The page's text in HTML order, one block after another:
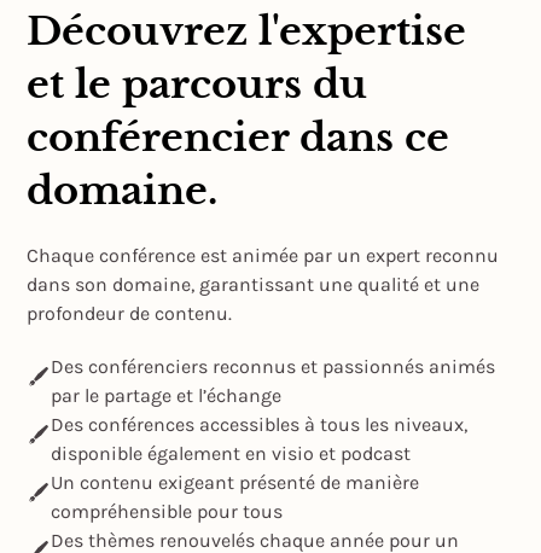
Découvrez l'expertise
et le parcours du
conférencier dans ce
domaine.
Chaque conférence est animée par un expert reconnu
dans son domaine, garantissant une qualité et une
profondeur de contenu.
Des conférenciers reconnus et passionnés animés
par le partage et l’échange
Des conférences accessibles à tous les niveaux,
disponible également en visio et podcast
Un contenu exigeant présenté de manière
compréhensible pour tous
Des thèmes renouvelés chaque année pour un